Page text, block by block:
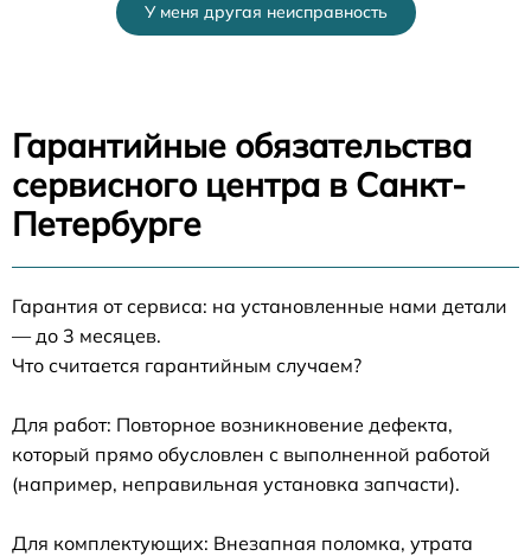
У меня другая неисправность
Гарантийные обязательства
сервисного центра в Санкт-
Петербурге
Гарантия от сервиса: на установленные нами детали
— до 3 месяцев.
Что считается гарантийным случаем?
Для работ: Повторное возникновение дефекта,
который прямо обусловлен с выполненной работой
(например, неправильная установка запчасти).
Для комплектующих: Внезапная поломка, утрата